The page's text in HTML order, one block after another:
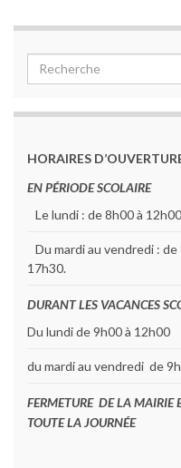
HORAIRES
EN PÉRIODE SCOLAIRE
Le lundi : de 8h00 à 12h00
Du mardi au vendredi :
17h30.
DURANT LES VACANCES
Du lundi de 9h00 à 12h00
du mardi au vendredi de
FERMETURE DE LA MAIRIE
TOUTE LA JOURNÉE